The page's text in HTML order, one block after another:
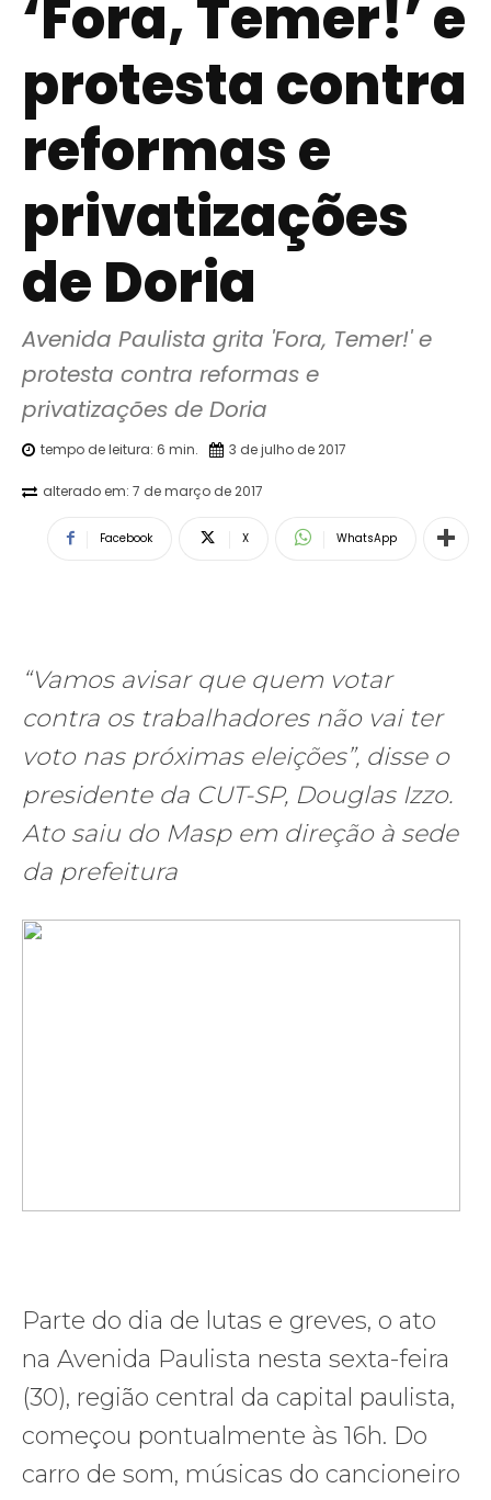
‘Fora, Temer!’ e
protesta contra
reformas e
privatizações
de Doria
Avenida Paulista grita 'Fora, Temer!' e
protesta contra reformas e
privatizações de Doria
tempo de leitura: 6 min. 3 de julho de 2017
alterado em: 7 de março de 2017
Facebook X WhatsApp
“Vamos avisar que quem votar
contra os trabalhadores não vai ter
voto nas próximas eleições”, disse o
presidente da CUT-SP, Douglas Izzo.
Ato saiu do Masp em direção à sede
da prefeitura
Parte do dia de lutas e greves, o ato
na Avenida Paulista nesta sexta-feira
(30), região central da capital paulista,
começou pontualmente às 16h. Do
carro de som, músicas do cancioneiro